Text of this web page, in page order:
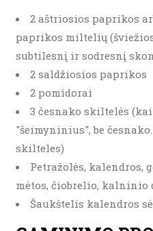
2 aštriosios paprikos
paprikos miltelių
subtilesnį ir sodresnį
2 saldžiosios paprikos
2 pomidorai
3 česnako skiltelės
"šeimyninius", be
skilteles)
Petražolės, kalendros,
mėtos, čiobrelio, kalninio
Šaukštelis kalendros